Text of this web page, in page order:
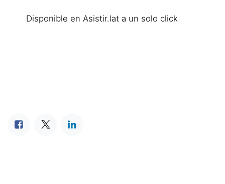
Disponible en Asistir.lat a un solo click